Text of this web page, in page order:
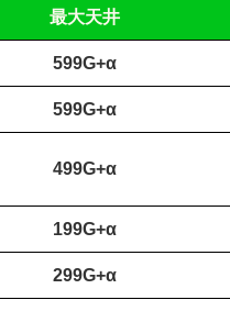
最大天井
599G+α
599G+α
499G+α
199G+α
299G+α